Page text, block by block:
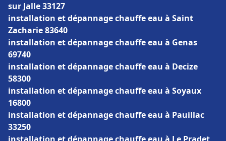
sur Jalle 33127
installation et dépannage chauffe eau à Saint
Zacharie 83640
installation et dépannage chauffe eau à Genas
69740
installation et dépannage chauffe eau à Decize
58300
installation et dépannage chauffe eau à Soyaux
16800
installation et dépannage chauffe eau à Pauillac
33250